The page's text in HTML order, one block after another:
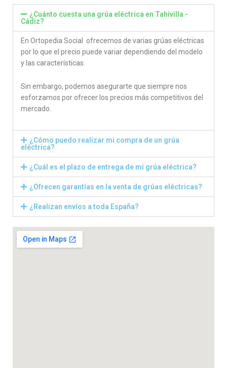
¿Cuánto cuesta una grúa eléctrica en Tahivilla -
Cádiz?
En Ortopedia Social ofrecemos de varias grúas eléctricas
por lo que el precio puede variar dependiendo del modelo
y las características.
Sin embargo, podemos asegurarte que siempre nos
esforzamos por ofrecer los precios más competitivos del
mercado.
¿Cómo puedo realizar mi compra de un grúa
eléctrica?
¿Cuál es el plazo de entrega de mi grúa eléctrica?
¿Ofrecen garantías en la venta de grúas eléctricas?
¿Realizan envíos a toda España?